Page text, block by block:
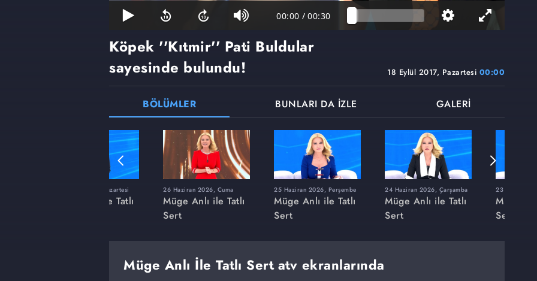
00:00 / 00:30
18 Eylül 2017, Pazartesi 00:00
Köpek ''Kıtmir'' Pati Buldular
sayesinde bulundu!
BÖLÜMLER BUNLARI DA İZLE GALERİ
8 Haziran 2026, Pazartesi
Müge Anlı ile Tatlı
26 Haziran 2026, Cuma
Müge Anlı ile Tatlı
Sert
25 Haziran 2026, Perşembe
Müge Anlı ile Tatlı
Sert
24 Haziran 2026, Çarşamba
Müge Anlı ile Tatlı
Sert
23 Haziran
Müge
Sert
Müge Anlı İle Tatlı Sert atv ekranlarında